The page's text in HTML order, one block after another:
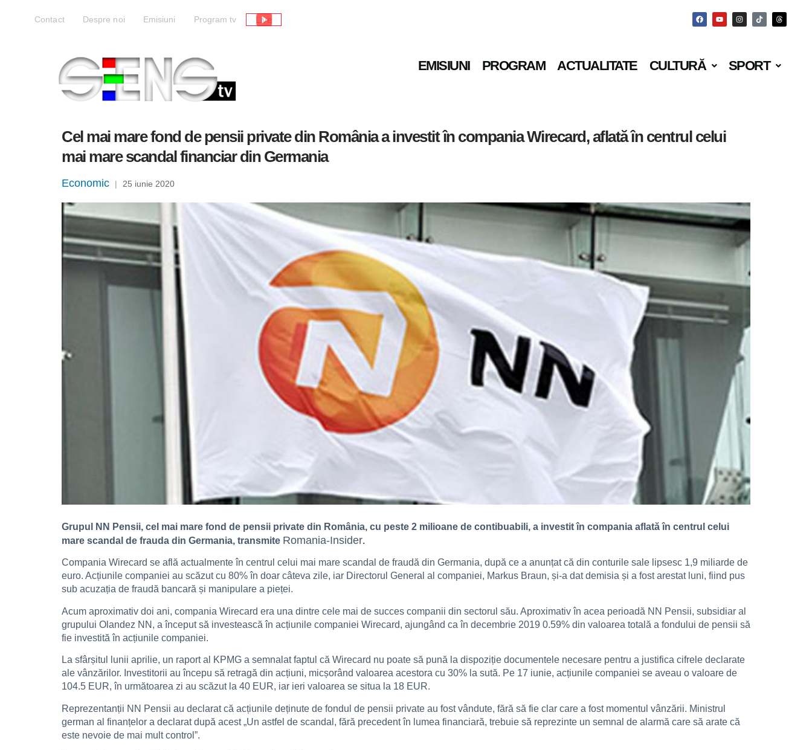
Contact Despre noi Emisiuni Program tv Live
EMISIUNI PROGRAM ACTUALITATE CULTURĂ SPORT
Cel mai mare fond de pensii private din România a investit în compania Wirecard, aflată în centrul celui
mai mare scandal financiar din Germania
Economic | 25 iunie 2020
Grupul NN Pensii, cel mai mare fond de pensii private din România, cu peste 2 milioane de contibuabili, a investit în compania aflată în centrul celui
mare scandal de frauda din Germania, transmite Romania-Insider.
Compania Wirecard se află actualmente în centrul celui mai mare scandal de fraudă din Germania, după ce a anunțat că din conturile sale lipsesc 1,9 miliarde de
euro. Acțiunile companiei au scăzut cu 80% în doar câteva zile, iar Directorul General al companiei, Markus Braun, și-a dat demisia și a fost arestat luni, fiind pus
sub acuzația de fraudă bancară și manipulare a pieței.
Acum aproximativ doi ani, compania Wirecard era una dintre cele mai de succes companii din sectorul său. Aproximativ în acea perioadă NN Pensii, subsidiar al
grupului Olandez NN, a început să investească în acțiunile companiei Wirecard, ajungând ca în decembrie 2019 0.59% din valoarea totală a fondului de pensii să
fie investită în acțiunile companiei.
La sfârșitul lunii aprilie, un raport al KPMG a semnalat faptul că Wirecard nu poate să pună la dispoziție documentele necesare pentru a justifica cifrele declarate
ale vânzărilor. Investitorii au începu să retragă din acțiuni, micșorând valoarea acestora cu 30% la sută. Pe 17 iunie, acțiunile companiei se aveau o valoare de
104.5 EUR, în următoarea zi au scăzut la 40 EUR, iar ieri valoarea se situa la 18 EUR.
Reprezentanții NN Pensii au declarat că acțiunile deținute de fondul de pensii private au fost vândute, fără să fie clar care a fost momentul vânzării. Ministrul
german al finanțelor a declarat după acest „Un astfel de scandal, fără precedent în lumea financiară, trebuie să reprezinte un semnal de alarmă care să arate că
este nevoie de mai mult control”.